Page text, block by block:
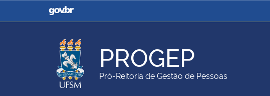
Casa Civil
Ministério da Justiça e
Ministério da Agricultura,
Pecuária e Abastecimento
Ministério da Educação
PROGEP
Pró-Reitoria de Gestão de Pessoas